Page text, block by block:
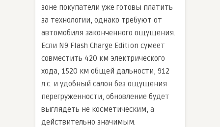
зоне покупатели уже готовы платить
за технологии, однако требуют от
автомобиля законченного ощущения.
Если N9 Flash Charge Edition сумеет
совместить 420 км электрического
хода, 1520 км общей дальности, 912
л.с. и удобный салон без ощущения
перегруженности, обновление будет
выглядеть не косметическим, а
действительно значимым.